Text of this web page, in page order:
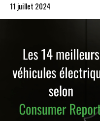
11 juillet 2024